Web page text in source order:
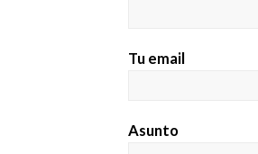
Tu email
Asunto